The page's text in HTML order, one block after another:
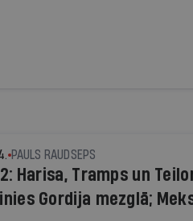
PAULS RAUDSEPS
Harisa, Tramps un
Gordija mezglā;